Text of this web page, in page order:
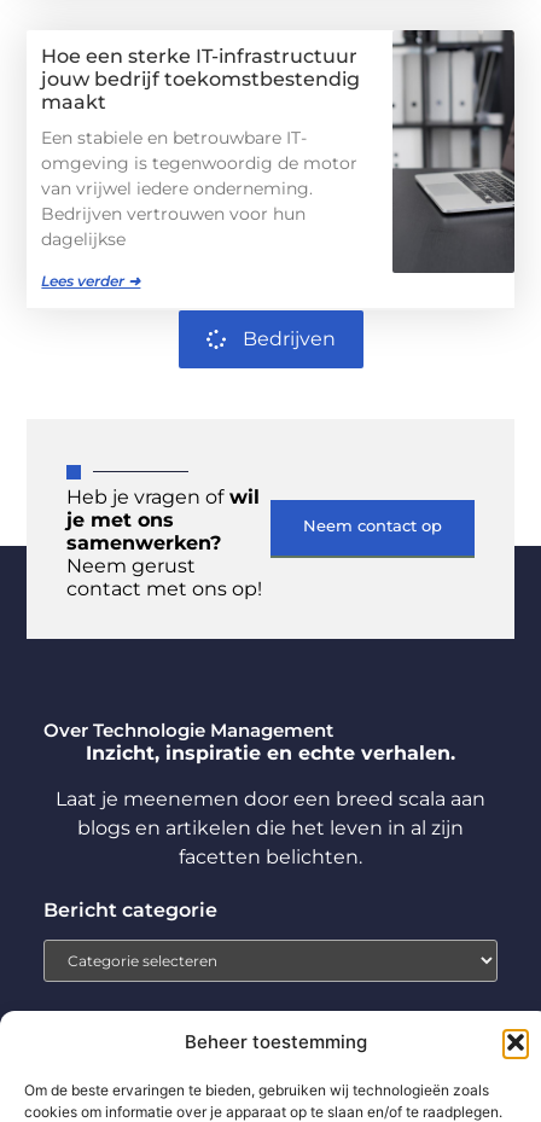
Beheer toestemming
Om de beste ervaringen te bieden, gebruiken wij technologieën zoals
cookies om informatie over je apparaat op te slaan en/of te raadplegen.
Hoe een sterke IT-infrastructuur
jouw bedrijf toekomstbestendig
maakt
Een stabiele en betrouwbare IT-
omgeving is tegenwoordig de motor
van vrijwel iedere onderneming.
Bedrijven vertrouwen voor hun
dagelijkse
Lees verder ➜
Bedrijven
Heb je vragen ofwil
je met ons
samenwerken?
Neem gerust
contact met ons op!
Neem contact op
Over Technologie Management
Inzicht, inspiratie en echte verhalen.
Laat je meenemen door een breed scala aan
blogs en artikelen die het leven in al zijn
facetten belichten.
Bericht categorie
Cookiebeleid (EU) Ons team Over ons Partners